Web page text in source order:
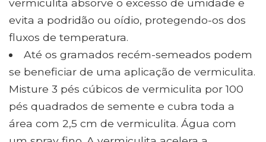
vermiculita absorve o excesso de umidade e
evita a podridão ou oídio, protegendo-os dos
fluxos de temperatura.
Até os gramados recém-semeados podem
se beneficiar de uma aplicação de vermiculita.
Misture 3 pés cúbicos de vermiculita por 100
pés quadrados de semente e cubra toda a
área com 2,5 cm de vermiculita. Água com